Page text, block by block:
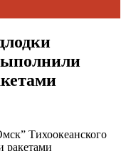
Тихоокеанского
ракетами